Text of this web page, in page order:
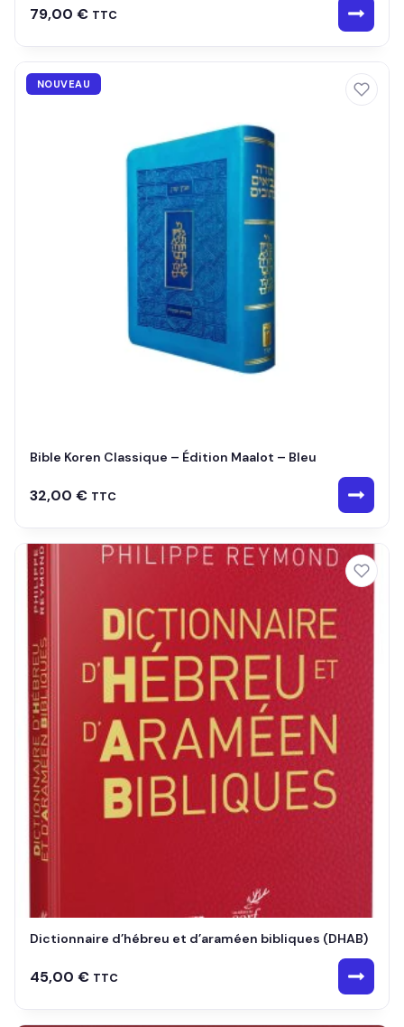
79,00 € TTC
NOUVEAU
Bible Koren Classique – Édition Maalot – Bleu
32,00 € TTC
Dictionnaire d’hébreu et d’araméen bibliques (DHAB)
45,00 € TTC